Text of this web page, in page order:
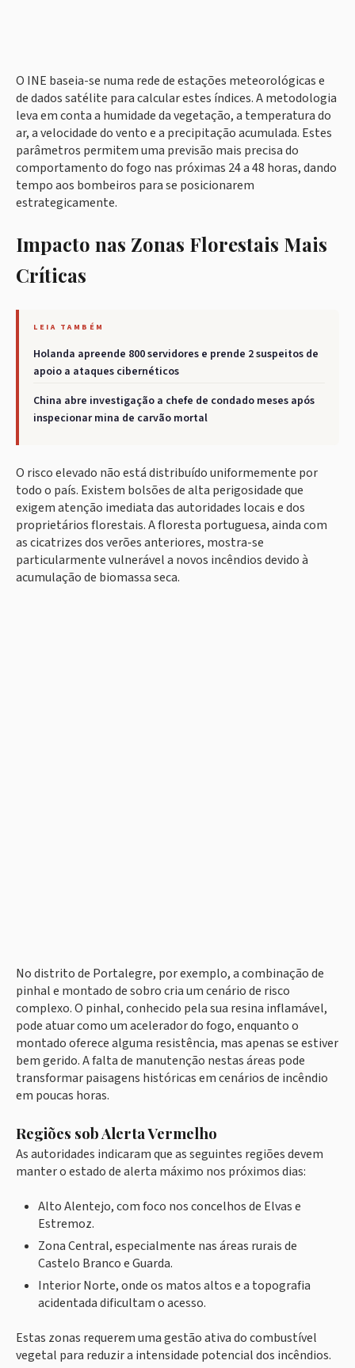
O INE baseia-se numa rede de estações meteorológicas e
de dados satélite para calcular estes índices. A metodologia
leva em conta a humidade da vegetação, a temperatura do
ar, a velocidade do vento e a precipitação acumulada. Estes
parâmetros permitem uma previsão mais precisa do
comportamento do fogo nas próximas 24 a 48 horas, dando
tempo aos bombeiros para se posicionarem
estrategicamente.
Impacto nas Zonas Florestais Mais
Críticas
LEIA TAMBÉM
Holanda apreende 800 servidores e prende 2 suspeitos de
apoio a ataques cibernéticos
China abre investigação a chefe de condado meses após
inspecionar mina de carvão mortal
O risco elevado não está distribuído uniformemente por
todo o país. Existem bolsões de alta perigosidade que
exigem atenção imediata das autoridades locais e dos
proprietários florestais. A floresta portuguesa, ainda com
as cicatrizes dos verões anteriores, mostra-se
particularmente vulnerável a novos incêndios devido à
acumulação de biomassa seca.
No distrito de Portalegre, por exemplo, a combinação de
pinhal e montado de sobro cria um cenário de risco
complexo. O pinhal, conhecido pela sua resina inflamável,
pode atuar como um acelerador do fogo, enquanto o
montado oferece alguma resistência, mas apenas se estiver
bem gerido. A falta de manutenção nestas áreas pode
transformar paisagens históricas em cenários de incêndio
em poucas horas.
Regiões sob Alerta Vermelho
As autoridades indicaram que as seguintes regiões devem
manter o estado de alerta máximo nos próximos dias:
Alto Alentejo, com foco nos concelhos de Elvas e
Estremoz.
Zona Central, especialmente nas áreas rurais de
Castelo Branco e Guarda.
Interior Norte, onde os matos altos e a topografia
acidentada dificultam o acesso.
Estas zonas requerem uma gestão ativa do combustível
vegetal para reduzir a intensidade potencial dos incêndios.